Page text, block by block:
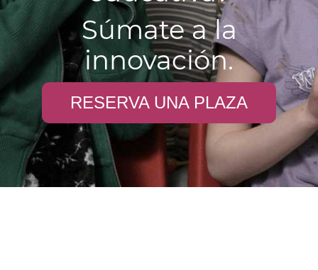
Súmate a la
innovación.
RESERVA UNA PLAZA